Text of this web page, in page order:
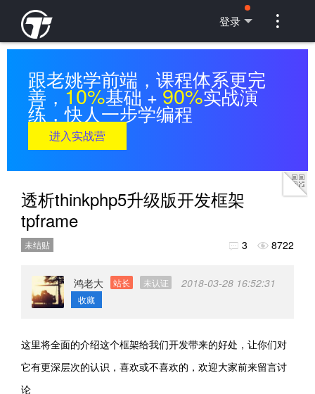
登录 
跟老姚学前端，课程体系更完
善，10%基础 +90%实战演
练，快人一步学编程
进入实战营
透析thinkphp5升级版开发框架
tpframe
未结贴  3  8722
鸿老大 站长 未认证 2018-03-28 16:52:31
收藏
这里将全面的介绍这个框架给我们开发带来的好处，让你们对
它有更深层次的认识，喜欢或不喜欢的，欢迎大家前来留言讨
论